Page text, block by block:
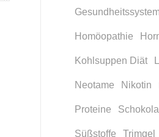
Homöopathie
Kohlsuppen Diät
Neotame Nikotin
Proteine
Süßstoffe Trimgel